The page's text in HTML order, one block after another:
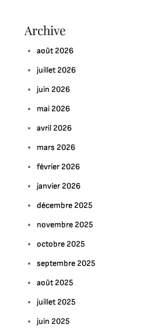
Archive
août 2026
juillet 2026
juin 2026
mai 2026
avril 2026
mars 2026
février 2026
janvier 2026
décembre 2025
novembre 2025
octobre 2025
septembre 2025
août 2025
juillet 2025
juin 2025